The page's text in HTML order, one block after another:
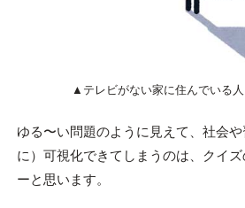
▲テレビがない家に住んでいる
ゆる〜い問題のように見えて、社会
に）可視化できてしまうのは、クイ
ーと思います。